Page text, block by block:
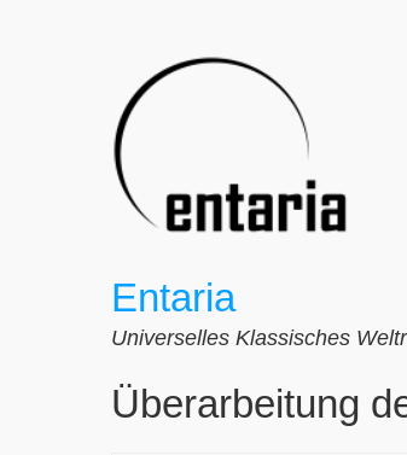
Entaria
Universelles Klassisches
Überarbeitung